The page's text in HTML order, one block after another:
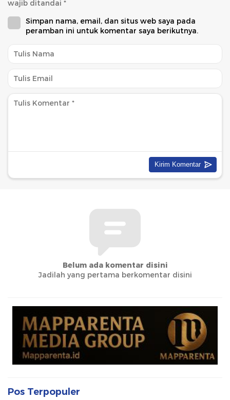
wajib ditandai *
Simpan nama, email, dan situs web saya pada
peramban ini untuk komentar saya berikutnya.
Belum ada komentar disini
Jadilah yang pertama berkomentar disini
Pos Terpopuler